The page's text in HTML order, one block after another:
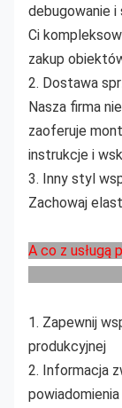
debugowanie i
Ci
zakup
2. Dostawa
Nasza firma
zaoferuje
instrukcje i
3. Inny styl
Zachowaj
A co z usługą
1. Zapewnij
produkcyjnej
2. Informacja